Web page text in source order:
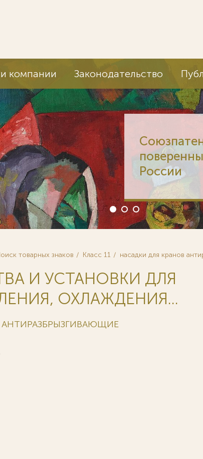
компании Законодательство
России
товарных знаков Класс 11 насадки для кранов
И УСТАНОВКИ ДЛЯ
ОХЛАЖДЕНИЯ...